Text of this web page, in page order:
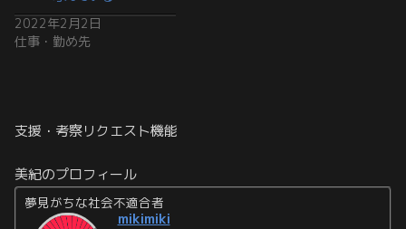
2022年2月2日
仕事・勤め先
支援・考察リクエスト機能
美紀のプロフィール
夢見がちな社会不適合者
mikimiki